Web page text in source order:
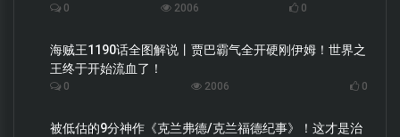
0 2006 0
海贼王1190话全图解说丨贾巴霸气全开硬刚伊姆！世界之
王终于开始流血了！
0 2006 0
被低估的9分神作《克兰弗德/克兰福德纪事》！这才是治